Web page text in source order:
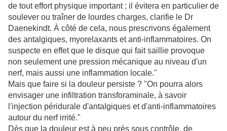
de tout effort physique important ; il évitera en particulier de
soulever ou traîner de lourdes charges, clarifie le Dr
Daenekindt. À côté de cela, nous prescrivons également
des antalgiques, myorelaxants et anti-inflammatoires. On
suspecte en effet que le disque qui fait saillie provoque
non seulement une pression mécanique au niveau d'un
nerf, mais aussi une inflammation locale."
Mais que faire si la douleur persiste ? "On pourra alors
envisager une infiltration transforaminale, à savoir
l'injection péridurale d'antalgiques et d'anti-inflammatoires
autour du nerf irrité."
Dès que la douleur est à peu près sous contrôle, de